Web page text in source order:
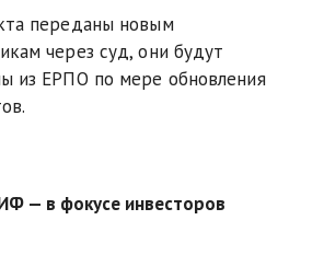
переданы новым
через суд, они будут
из ЕРПО по мере обновления
— в фокусе инвесторов